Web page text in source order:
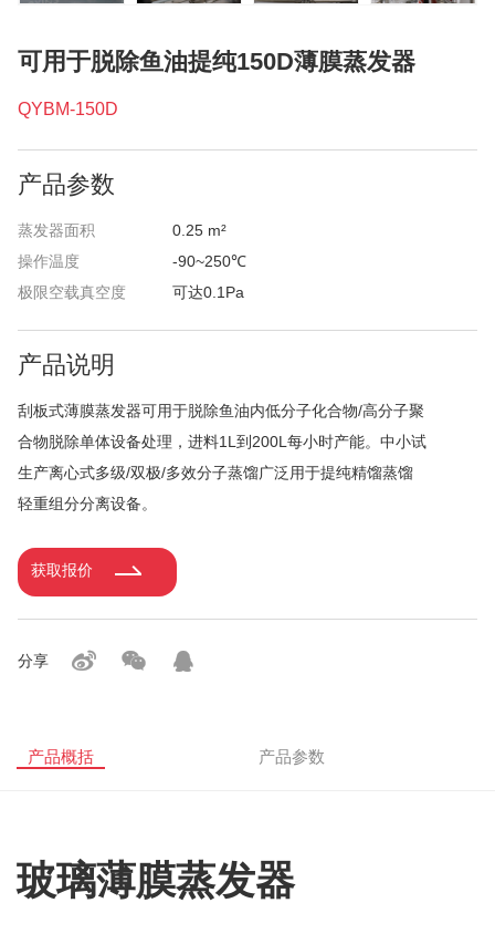
可用于脱除鱼油提纯150D薄膜蒸发器
QYBM-150D
产品参数
蒸发器面积
0.25 m²
操作温度
-90~250℃
极限空载真空度
可达0.1Pa
产品说明
刮板式薄膜蒸发器可用于脱除鱼油内低分子化合物/高分子聚
合物脱除单体设备处理，进料1L到200L每小时产能。中小试
生产离心式多级/双极/多效分子蒸馏广泛用于提纯精馏蒸馏
轻重组分分离设备。
获取报价
分享
产品概括 产品参数
玻璃薄膜蒸发器